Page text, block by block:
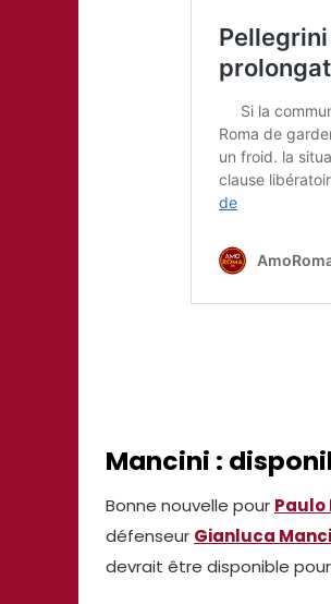
Mancini :
Bonne nouvelle pour Paulo
défenseur Gianluca
devrait être disponible